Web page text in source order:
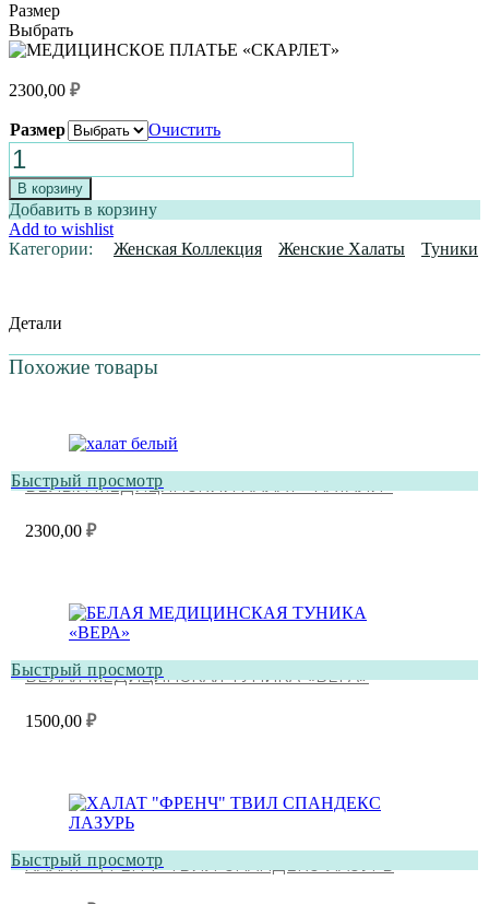
Размер
Выбрать
2300,00 ₽
Размер
Очистить
Количество
товара
МЕДИЦИНСКОЕ
ПЛАТЬЕ
«СКАРЛЕТ»
В корзину
Добавить в корзину
Add to wishlist
Категории:
Женская Коллекция Женские Халаты Туники
Детали
Похожие товары
Быстрый просмотр
БЕЛЫЙ МЕДИЦИНСКИЙ ХАЛАТ «НАТАЛИ»
2300,00 ₽
Быстрый просмотр
БЕЛАЯ МЕДИЦИНСКАЯ ТУНИКА «ВЕРА»
1500,00 ₽
Быстрый просмотр
ХАЛАТ “ФРЕНЧ” ТВИЛ СПАНДЕКС ЛАЗУРЬ